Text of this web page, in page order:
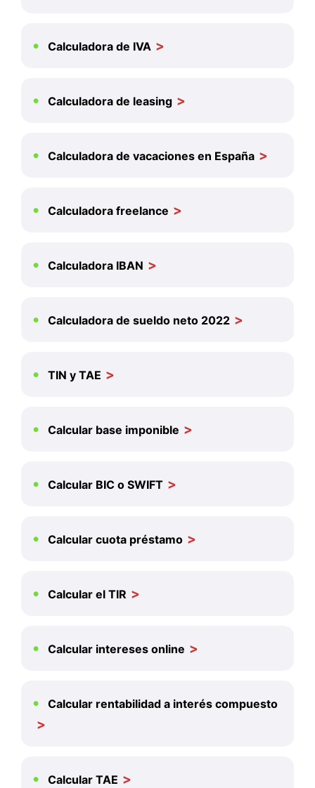
Calculadora de IVA
Calculadora de leasing
Calculadora de vacaciones en España
Calculadora freelance
Calculadora IBAN
Calculadora de sueldo neto 2022
TIN y TAE
Calcular base imponible
Calcular BIC o SWIFT
Calcular cuota préstamo
Calcular el TIR
Calcular intereses online
Calcular rentabilidad a interés compuesto
Calcular TAE